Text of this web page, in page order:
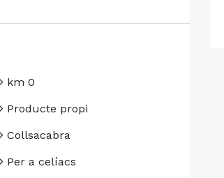
km 0
Producte propi
Collsacabra
Per a celíacs